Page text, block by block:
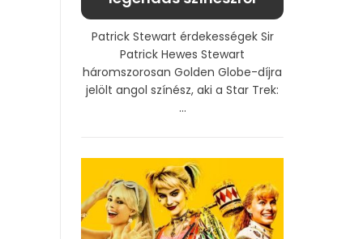
Patrick Stewart érdekességek Sir
Patrick Hewes Stewart
háromszorosan Golden Globe-díjra
jelölt angol színész, aki a Star Trek:
...